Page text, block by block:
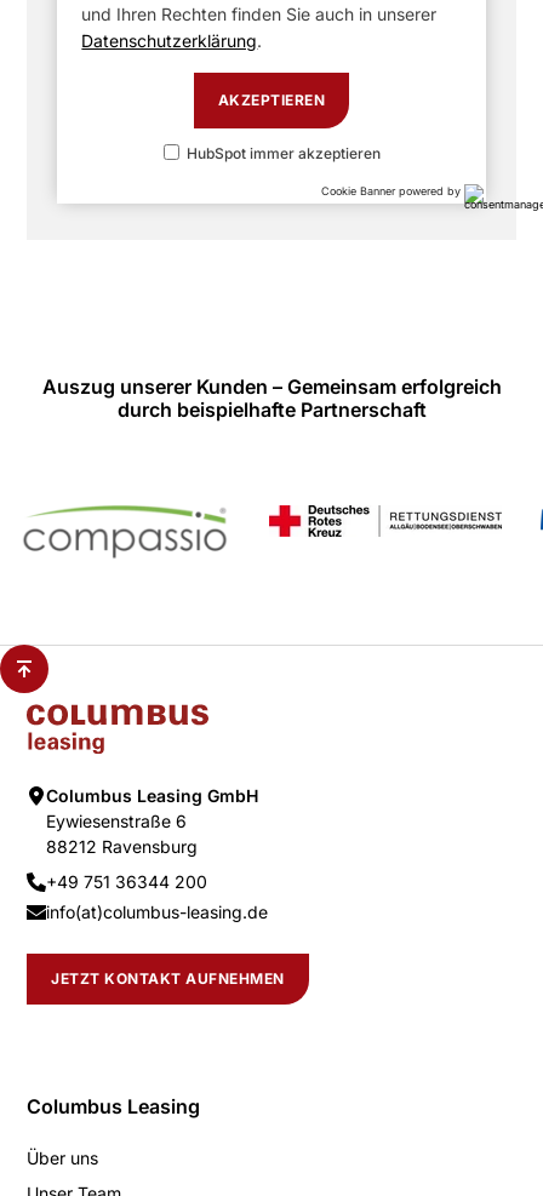
und Ihren Rechten finden Sie auch in unserer
Datenschutzerklärung.
AKZEPTIEREN
HubSpot immer akzeptieren
Cookie Banner powered by
Auszug unserer Kunden – Gemeinsam erfolgreich
durch beispielhafte Partnerschaft
Columbus Leasing GmbH
Eywiesenstraße 6
88212 Ravensburg
+49 751 36344 200
info(at)columbus-leasing.de
JETZT KONTAKT AUFNEHMEN
Columbus Leasing
Über uns